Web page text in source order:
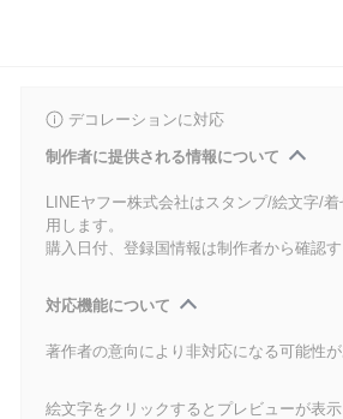
デコレーションに対応
制作者に提供される情報について
LINEヤフー株式会社はスタンプ/絵文字/
用します。
購入日付、登録国情報は制作者から確認
対応機能について
著作者の意向により非対応になる可能性
絵文字をクリックするとプレビューが表示